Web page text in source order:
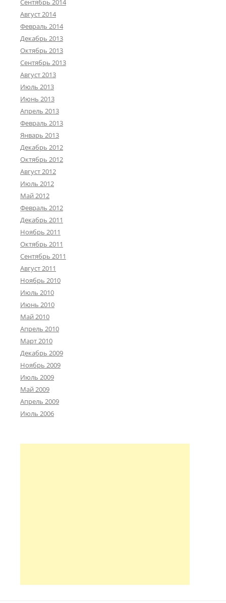
Сентябрь 2014
Август 2014
Февраль 2014
Декабрь 2013
Октябрь 2013
Сентябрь 2013
Август 2013
Июль 2013
Июнь 2013
Апрель 2013
Февраль 2013
Январь 2013
Декабрь 2012
Октябрь 2012
Август 2012
Июль 2012
Май 2012
Февраль 2012
Декабрь 2011
Ноябрь 2011
Октябрь 2011
Сентябрь 2011
Август 2011
Ноябрь 2010
Июль 2010
Июнь 2010
Май 2010
Апрель 2010
Март 2010
Декабрь 2009
Ноябрь 2009
Июль 2009
Май 2009
Апрель 2009
Июль 2006